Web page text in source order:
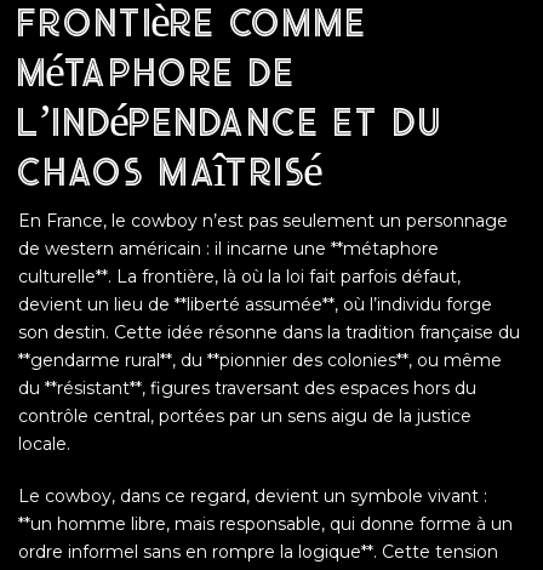
frontière comme
métaphore de
l’indépendance et du
chaos maîtrisé
En France, le cowboy n’est pas seulement un personnage
de western américain : il incarne une **métaphore
culturelle**. La frontière, là où la loi fait parfois défaut,
devient un lieu de **liberté assumée**, où l’individu forge
son destin. Cette idée résonne dans la tradition française du
**gendarme rural**, du **pionnier des colonies**, ou même
du **résistant**, figures traversant des espaces hors du
contrôle central, portées par un sens aigu de la justice
locale.
Le cowboy, dans ce regard, devient un symbole vivant :
**un homme libre, mais responsable, qui donne forme à un
ordre informel sans en rompre la logique**. Cette tension